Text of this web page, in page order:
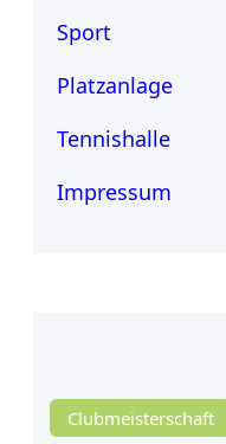
Sport
Platzanlage
Tennishalle
Impressum
Clubmeisterschaft